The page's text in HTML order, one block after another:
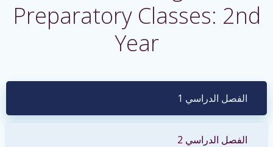
Preparatory Classes: 2nd
Year
الفصل الدراسي 1
الفصل الدراسي 2